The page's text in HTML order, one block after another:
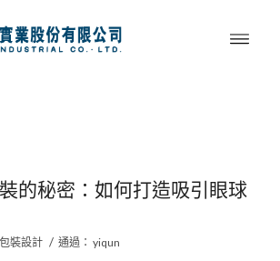
的秘密：如何打造吸引眼球
包裝設計 / 通過： yiqun